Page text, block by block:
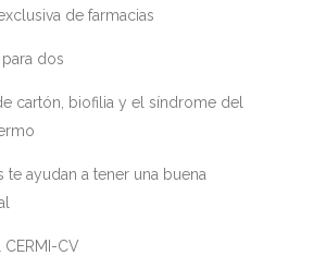
de farmacias
dos
cartón, biofilia y el síndrome del
te ayudan a tener una buena
CV